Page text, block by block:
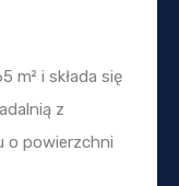
m² i składa się
z
o powierzchni